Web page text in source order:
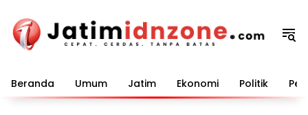
konten
Beranda Umum Jatim Ekonomi Politik